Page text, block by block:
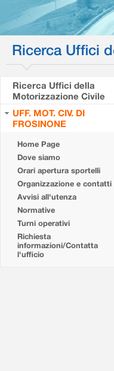
Ricerca Uffici
Ricerca Uffici della
Motorizzazione Civile
UFF. MOT. CIV. DI
FROSINONE
Home Page
Dove siamo
Orari apertura sportelli
Organizzazione e contatti
Avvisi all'utenza
Normative
Turni operativi
Richiesta
informazioni/Contatta
l'ufficio